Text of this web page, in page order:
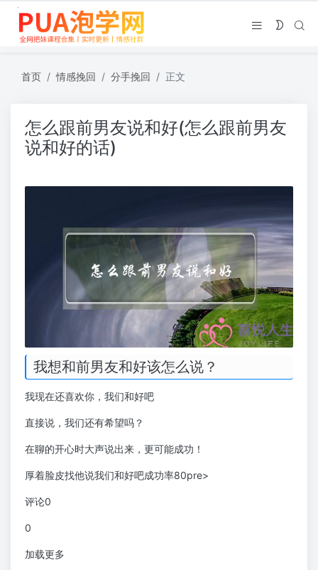
首页 情感挽回 分手挽回 正文
怎么跟前男友说和好(怎么跟前男友
说和好的话)
我想和前男友和好该怎么说？
我现在还喜欢你，我们和好吧
直接说，我们还有希望吗？
在聊的开心时大声说出来，更可能成功！
厚着脸皮找他说我们和好吧成功率80pre>
评论0
0
加载更多